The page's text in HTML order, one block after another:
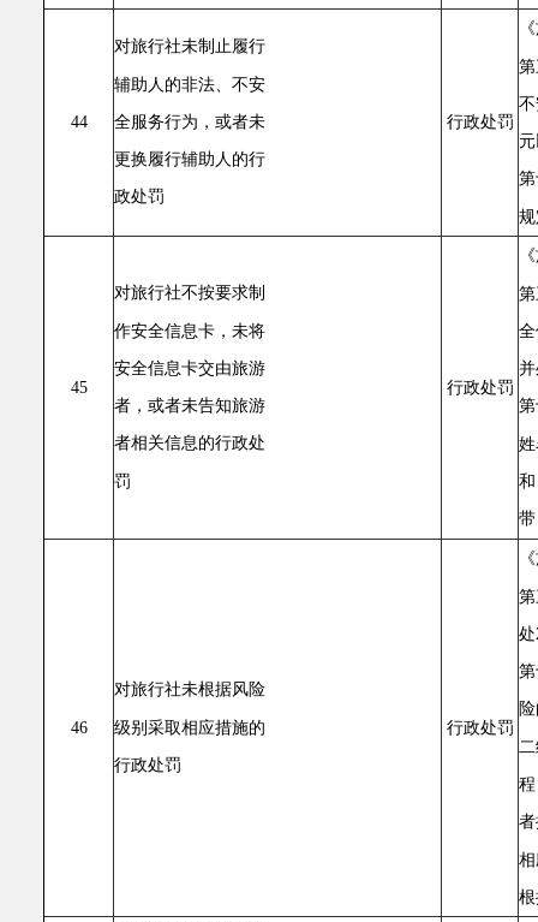
44
对旅行社未制止履行
辅助人的非法、不安
全服务行为，或者未
更换履行辅助人的行
政处罚
行政处罚
45
对旅行社不按要求制
作安全信息卡，未将
安全信息卡交由旅游
者，或者未告知旅游
者相关信息的行政处
罚
行政处罚
46
对旅行社未根据风险
级别采取相应措施的
行政处罚
行政处罚